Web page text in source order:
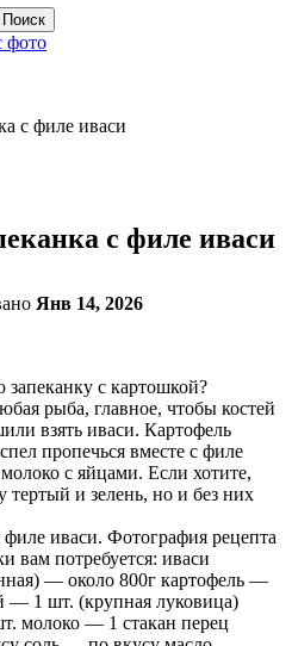
фото
с филе иваси
с филе иваси
Янв 14, 2026
с картошкой?
рыба, главное, чтобы костей
взять иваси. Картофель
пропечься вместе с филе
с яйцами. Если хотите,
тертый и зелень, но и без них
вам потребуется: иваси
— около 800г картофель —
— 1 шт. (крупная луковица)
молоко — 1 стакан перец